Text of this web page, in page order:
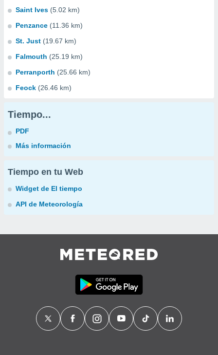
Saint Ives (5.02 km)
Penzance (11.36 km)
St. Just (19.67 km)
Falmouth (25.19 km)
Perranporth (25.66 km)
Feock (26.46 km)
Tiempo...
PDF
Más información
Tiempo en tu Web
Widget de El tiempo
API de Meteorología